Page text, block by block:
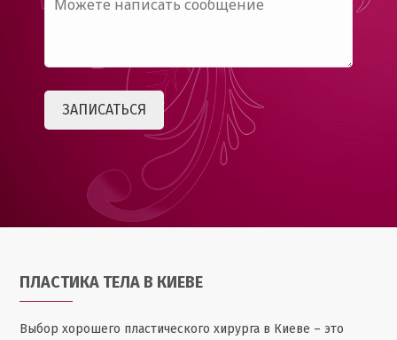
ПЛАСТИКА ТЕЛА В КИЕВЕ
Выбор хорошего пластического хирурга в Киеве – это